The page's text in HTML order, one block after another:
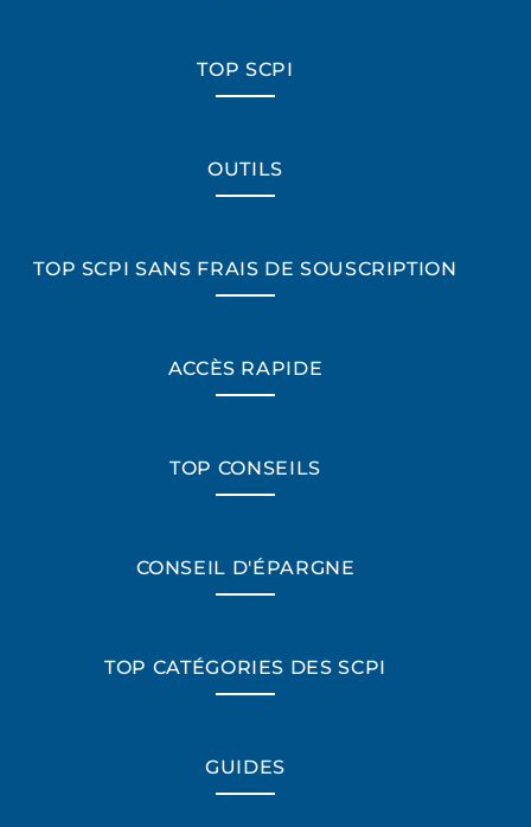
TOP SCPI
OUTILS
TOP SCPI SANS FRAIS DE SOUSCRIPTION
ACCÈS RAPIDE
TOP CONSEILS
CONSEIL D'ÉPARGNE
TOP CATÉGORIES DES SCPI
GUIDES